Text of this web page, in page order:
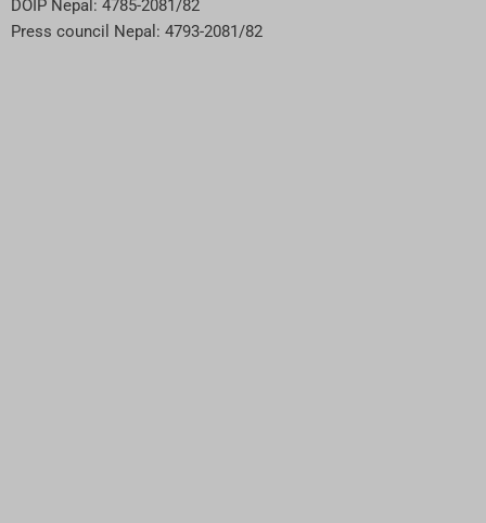
DOIP Nepal: 4785-2081/82
Press council Nepal: 4793-2081/82